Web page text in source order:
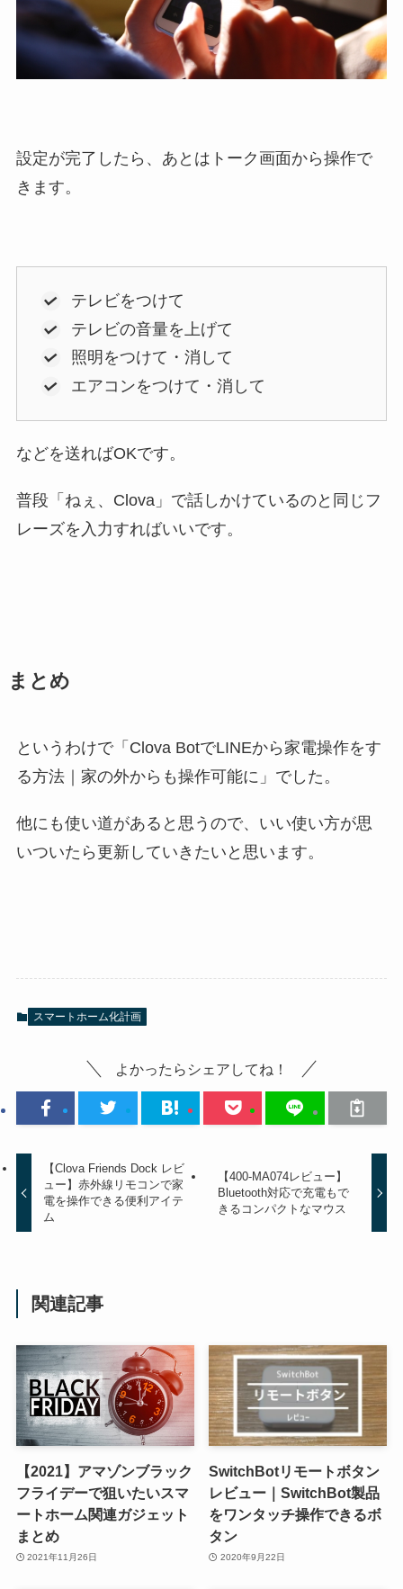
設定が完了したら、あとはトーク画面から操作で
きます。
テレビをつけて
テレビの音量を上げて
照明をつけて・消して
エアコンをつけて・消して
などを送ればOKです。
普段「ねぇ、Clova」で話しかけているのと同じフ
レーズを入力すればいいです。
まとめ
というわけで「Clova BotでLINEから家電操作をす
る方法｜家の外からも操作可能に」でした。
他にも使い道があると思うので、いい使い方が思
いついたら更新していきたいと思います。
スマートホーム化計画
よかったらシェアしてね！
【Clova Friends Dock レビ
ュー】赤外線リモコンで家
電を操作できる便利アイテ
ム
【400-MA074レビュー】
Bluetooth対応で充電もで
きるコンパクトなマウス
関連記事
【2021】アマゾンブラック
フライデーで狙いたいスマ
ートホーム関連ガジェット
まとめ
2021年11月26日
SwitchBotリモートボタン
レビュー｜SwitchBot製品
をワンタッチ操作できるボ
タン
2020年9月22日